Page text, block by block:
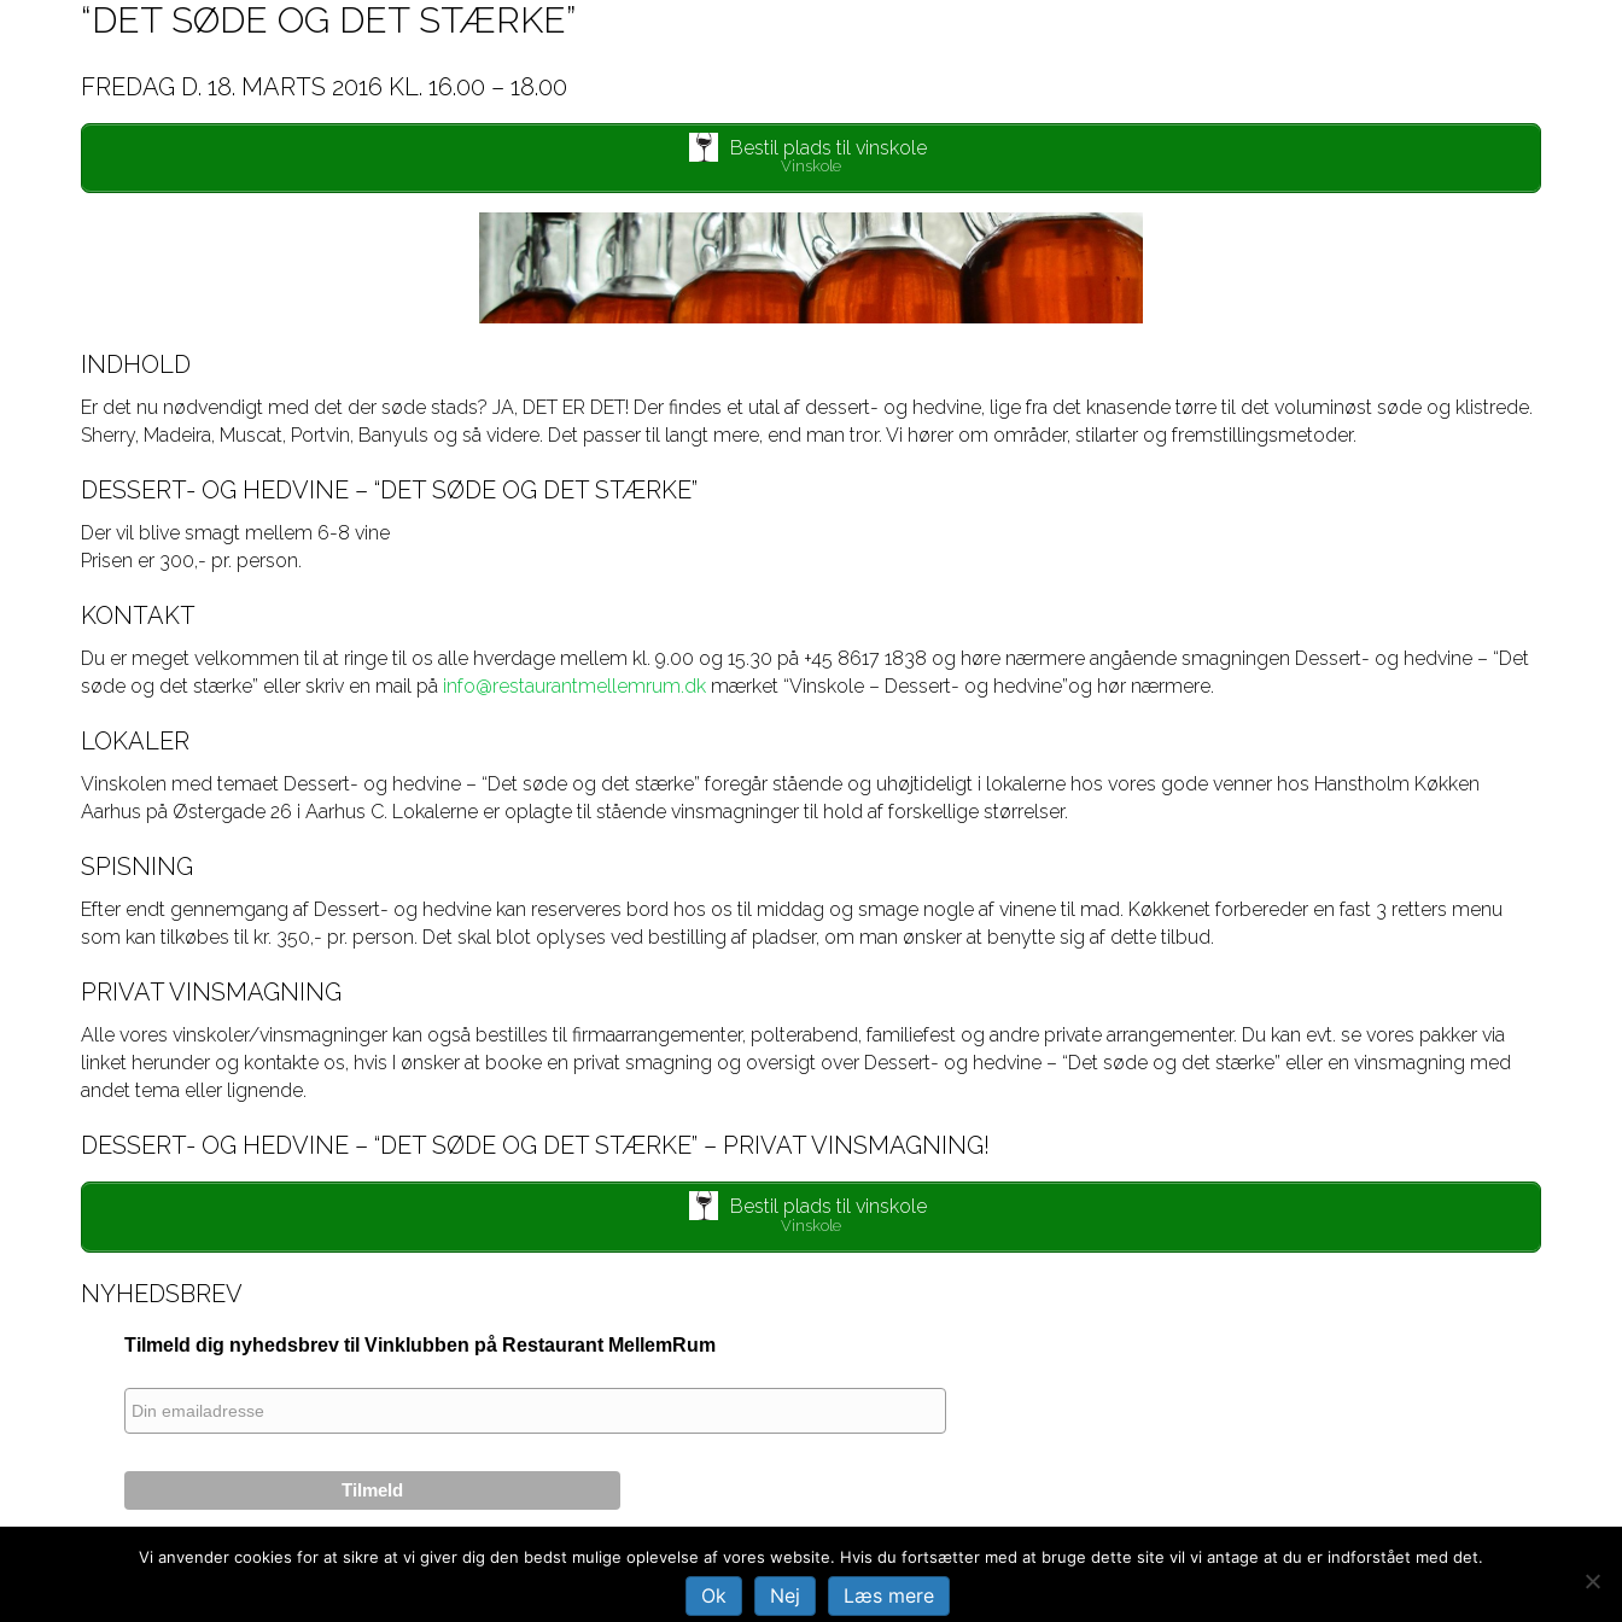
k
a
“DET SØDE OG DET STÆRKE”
FREDAG D. 18. MARTS 2016 KL. 16.00 – 18.00
Bestil plads til vinskole
Vinskole
INDHOLD
Er det nu nødvendigt med det der søde stads? JA, DET ER DET! Der findes et utal af dessert- og hedvine, lige fra det knasende tørre til det voluminøst søde og klistrede.
Sherry, Madeira, Muscat, Portvin, Banyuls og så videre. Det passer til langt mere, end man tror. Vi hører om områder, stilarter og fremstillingsmetoder.
DESSERT- OG HEDVINE – “DET SØDE OG DET STÆRKE”
Der vil blive smagt mellem 6-8 vine
Prisen er 300,- pr. person.
KONTAKT
Du er meget velkommen til at ringe til os alle hverdage mellem kl. 9.00 og 15.30 på +45 8617 1838 og høre nærmere angående smagningen Dessert- og hedvine – “Det
søde og det stærke” eller skriv en mail på info@restaurantmellemrum.dk mærket “Vinskole – Dessert- og hedvine”og hør nærmere.
LOKALER
Vinskolen med temaet Dessert- og hedvine – “Det søde og det stærke” foregår stående og uhøjtideligt i lokalerne hos vores gode venner hos Hanstholm Køkken
Aarhus på Østergade 26 i Aarhus C. Lokalerne er oplagte til stående vinsmagninger til hold af forskellige størrelser.
SPISNING
Efter endt gennemgang af Dessert- og hedvine kan reserveres bord hos os til middag og smage nogle af vinene til mad. Køkkenet forbereder en fast 3 retters menu
som kan tilkøbes til kr. 350,- pr. person. Det skal blot oplyses ved bestilling af pladser, om man ønsker at benytte sig af dette tilbud.
PRIVAT VINSMAGNING
Alle vores vinskoler/vinsmagninger kan også bestilles til firmaarrangementer, polterabend, familiefest og andre private arrangementer. Du kan evt. se vores pakker via
linket herunder og kontakte os, hvis I ønsker at booke en privat smagning og oversigt over Dessert- og hedvine – “Det søde og det stærke” eller en vinsmagning med
andet tema eller lignende.
DESSERT- OG HEDVINE – “DET SØDE OG DET STÆRKE” – PRIVAT VINSMAGNING!
Bestil plads til vinskole
Vinskole
NYHEDSBREV
Tilmeld dig nyhedsbrev til Vinklubben på Restaurant MellemRum
– tilbage til oversigten –
Vi anvender cookies for at sikre at vi giver dig den bedst mulige oplevelse af vores website. Hvis du fortsætter med at bruge dette site vil vi antage at du er indforstået med det.
Ok Nej Læs mere